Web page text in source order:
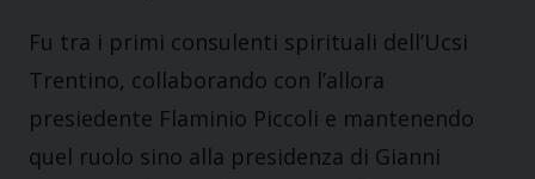
Fu tra i primi consulenti spirituali dell’Ucsi
Trentino, collaborando con l’allora
presiedente Flaminio Piccoli e mantenendo
quel ruolo sino alla presidenza di Gianni